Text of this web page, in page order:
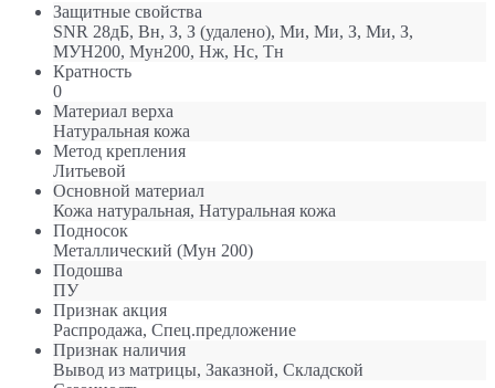
Защитные свойства
SNR 28дБ, Вн, З, З (удалено), Ми, Ми, З, Ми, З,
МУН200, Мун200, Нж, Нс, Тн
Кратность
0
Материал верха
Натуральная кожа
Метод крепления
Литьевой
Оcновной материал
Кожа натуральная, Натуральная кожа
Подносок
Металлический (Мун 200)
Подошва
ПУ
Признак акция
Распродажа, Спец.предложение
Признак наличия
Вывод из матрицы, Заказной, Складской